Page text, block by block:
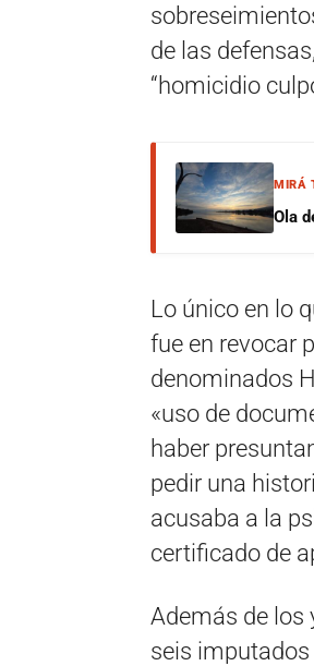
de las
“homicidio
MIRÁ
Ola
Lo único en lo
fue en revocar
denominados
«uso de
haber
pedir una
acusaba a la
certificado de
Además de los
seis imputados